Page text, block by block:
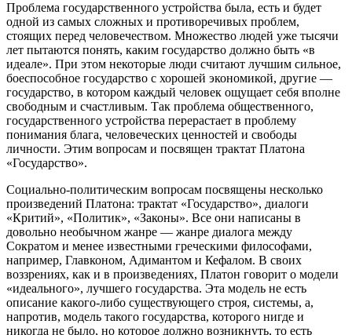
Проблема государственного устройства была, есть и будет
одной из самых сложных и противоречивых проблем,
стоящих перед человечеством. Множество людей уже тысячи
лет пытаются понять, каким государство должно быть «в
идеале». При этом некоторые люди считают лучшим сильное,
боеспособное государство с хорошей экономикой, другие —
государство, в котором каждый человек ощущает себя вполне
свободным и счастливым. Так проблема общественного,
государственного устройства перерастает в проблему
понимания блага, человеческих ценностей и свободы
личности. Этим вопросам и посвящен трактат Платона
«Государство».
Социально-политическим вопросам посвящены несколько
произведений Платона: трактат «Государство», диалоги
«Критий», «Политик», «Законы». Все они написаны в
довольно необычном жанре — жанре диалога между
Сократом и менее известными греческими философами,
например, Главконом, Адимантом и Кефалом. В своих
воззрениях, как и в произведениях, Платон говорит о модели
«идеального», лучшего государства. Эта модель не есть
описание какого-либо существующего строя, системы, а,
напротив, модель такого государства, которого нигде и
никогда не было, но которое должно возникнуть, то есть